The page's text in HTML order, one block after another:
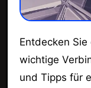
Entdecken Sie die Autobahnen in Hessen:
wichtige
und Tipps für